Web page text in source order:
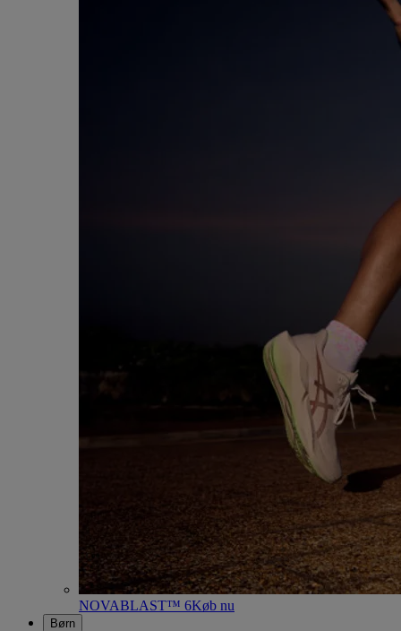
NOVABLAST™ 6Køb nu
Børn